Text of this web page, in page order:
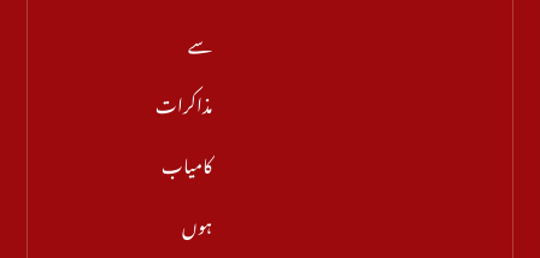
سے
مذاکرات
کامیاب
ہوں